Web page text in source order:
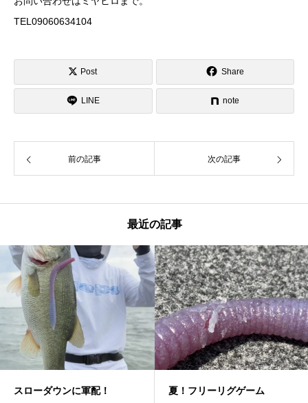
TEL09060634104
Post Share
LINE note
前の記事 次の記事
最近の記事
スローダウンに軍配！ 夏！フリーリグゲーム